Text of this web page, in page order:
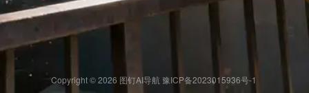
Copyright © 2026 图钉AI导航 豫ICP备2023015936号-1